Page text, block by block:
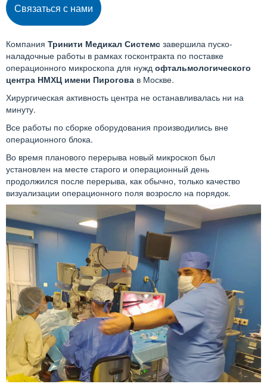
Связаться с нами
Компания Тринити Медикал Системс завершила пуско-
наладочные работы в рамках госконтракта по поставке
операционного микроскопа для нужд офтальмологического
центра НМХЦ имени Пирогова в Москве.
Хирургическая активность центра не останавливалась ни на
минуту.
Все работы по сборке оборудования производились вне
операционного блока.
Во время планового перерыва новый микроскоп был
установлен на месте старого и операционный день
продолжился после перерыва, как обычно, только качество
визуализации операционного поля возросло на порядок.